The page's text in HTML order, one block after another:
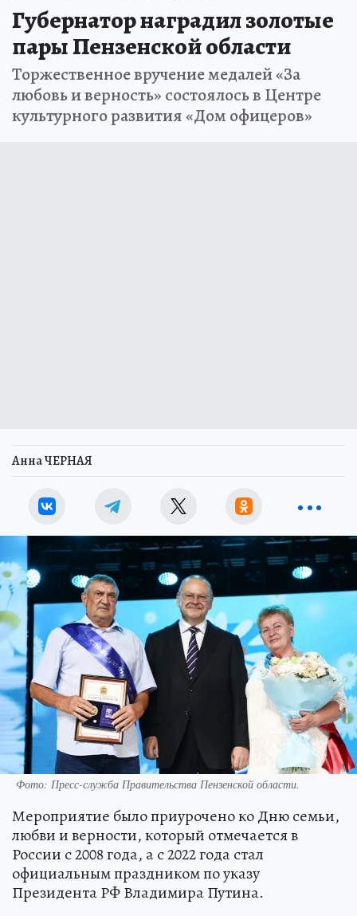
Губернатор наградил золотые
пары Пензенской области
Торжественное вручение медалей «За
любовь и верность» состоялось в Центре
культурного развития «Дом офицеров»
Анна ЧЕРНАЯ
Фото: Пресс-служба Правительства Пензенской области.
Мероприятие было приурочено ко Дню семьи,
любви и верности, который отмечается в
России с 2008 года, а с 2022 года стал
официальным праздником по указу
Президента РФ Владимира Путина.